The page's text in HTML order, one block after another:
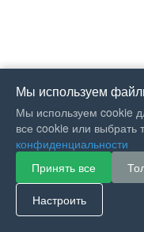
Мы используем
Мы используем cookie
все cookie или выбрать
конфиденциальности
Принять все
Настроить
If you like
can buy